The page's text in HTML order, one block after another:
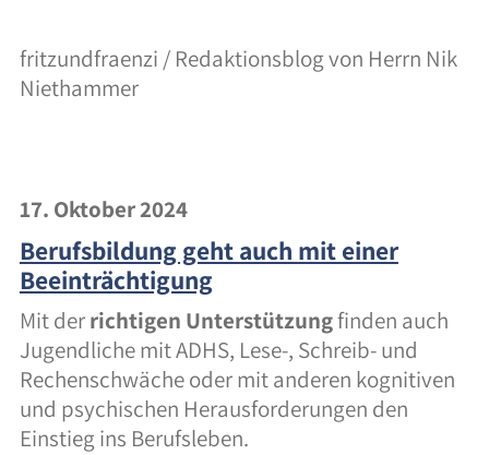
fritzundfraenzi / Redaktionsblog von Herrn Nik
Niethammer
17. Oktober 2024
Berufsbildung geht auch mit einer
Beeinträchtigung
Mit derrichtigen Unterstützungfinden auch
Jugendliche mit ADHS, Lese-, Schreib- und
Rechenschwäche oder mit anderen kognitiven
und psychischen Herausforderungen den
Einstieg ins Berufsleben.